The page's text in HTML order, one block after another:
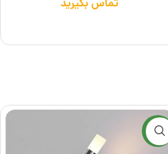
تماس بگیرید
جدید